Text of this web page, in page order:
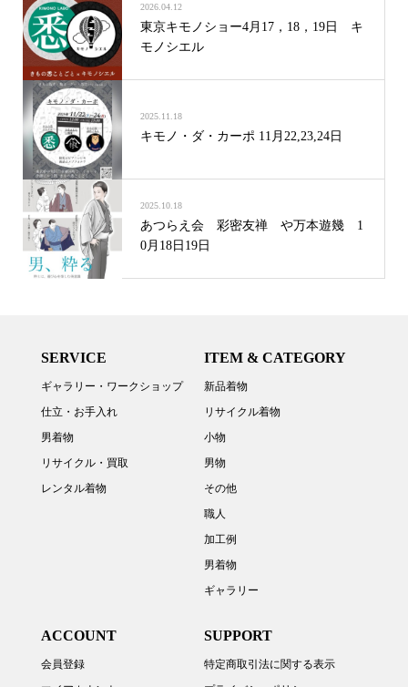
2026.04.12
東京キモノショー4月17，18，19日 キ
モノシエル
2025.11.18
キモノ・ダ・カーポ 11月22,23,24日
2025.10.18
あつらえ会 彩密友禅 や万本遊幾 1
0月18日19日
SERVICE
ギャラリー・ワークショップ
仕立・お手入れ
男着物
リサイクル・買取
レンタル着物
ITEM & CATEGORY
新品着物
リサイクル着物
小物
男物
その他
職人
加工例
男着物
ギャラリー
ACCOUNT
会員登録
SUPPORT
特定商取引法に関する表示